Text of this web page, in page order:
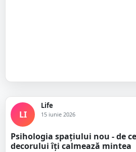
LI
Life
15 iunie 2026
Psihologia spațiului nou - de
decorului îți calmează mintea